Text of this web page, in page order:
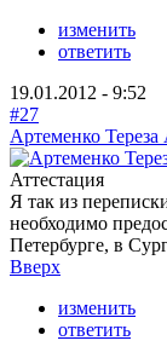
изменить
ответить
19.01.2012 - 9:52
#27
Артеменко Тереза
Аттестация
Я так из
необходимо
Петербурге, в
Вверх
изменить
ответить